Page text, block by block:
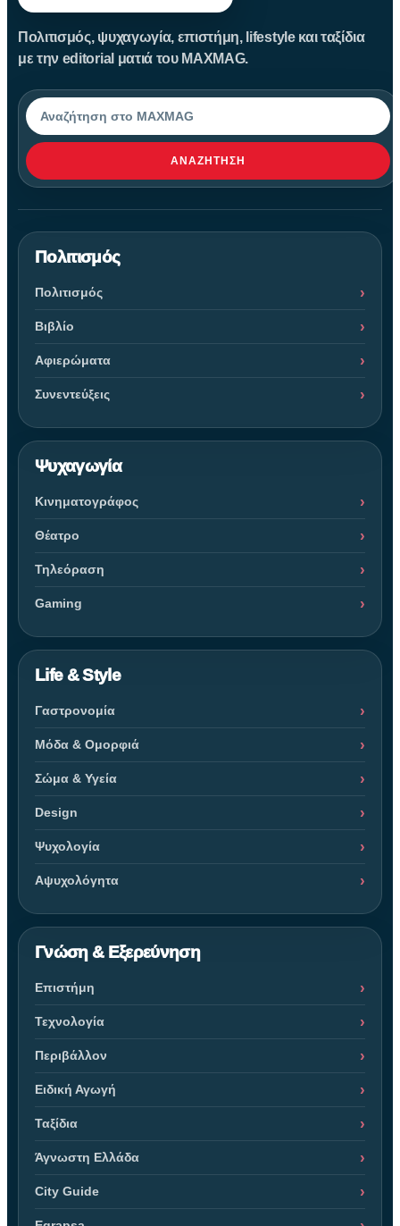
Πολιτισμός, ψυχαγωγία, επιστήμη, lifestyle και ταξίδια
με την editorial ματιά του MAXMAG.
Αναζήτηση
ΑΝΑΖΉΤΗΣΗ
Πολιτισμός
Πολιτισμός
Βιβλίο
Αφιερώματα
Συνεντεύξεις
Ψυχαγωγία
Κινηματογράφος
Θέατρο
Τηλεόραση
Gaming
Life & Style
Γαστρονομία
Μόδα & Ομορφιά
Σώμα & Υγεία
Design
Ψυχολογία
Αψυχολόγητα
Γνώση & Εξερεύνηση
Επιστήμη
Τεχνολογία
Περιβάλλον
Ειδική Αγωγή
Ταξίδια
Άγνωστη Ελλάδα
City Guide